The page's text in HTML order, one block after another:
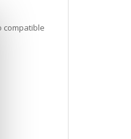
compatible